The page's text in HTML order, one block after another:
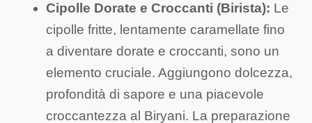
Cipolle Dorate e Croccanti (Birista): Le
cipolle fritte, lentamente caramellate fino
a diventare dorate e croccanti, sono un
elemento cruciale. Aggiungono dolcezza,
profondità di sapore e una piacevole
croccantezza al Biryani. La preparazione